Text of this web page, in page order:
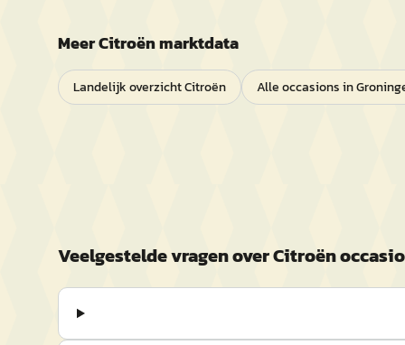
MeerCitroënmarktdata
Landelijk overzichtCitroën Alle occasions in
Veelgestelde vragen overCitroën